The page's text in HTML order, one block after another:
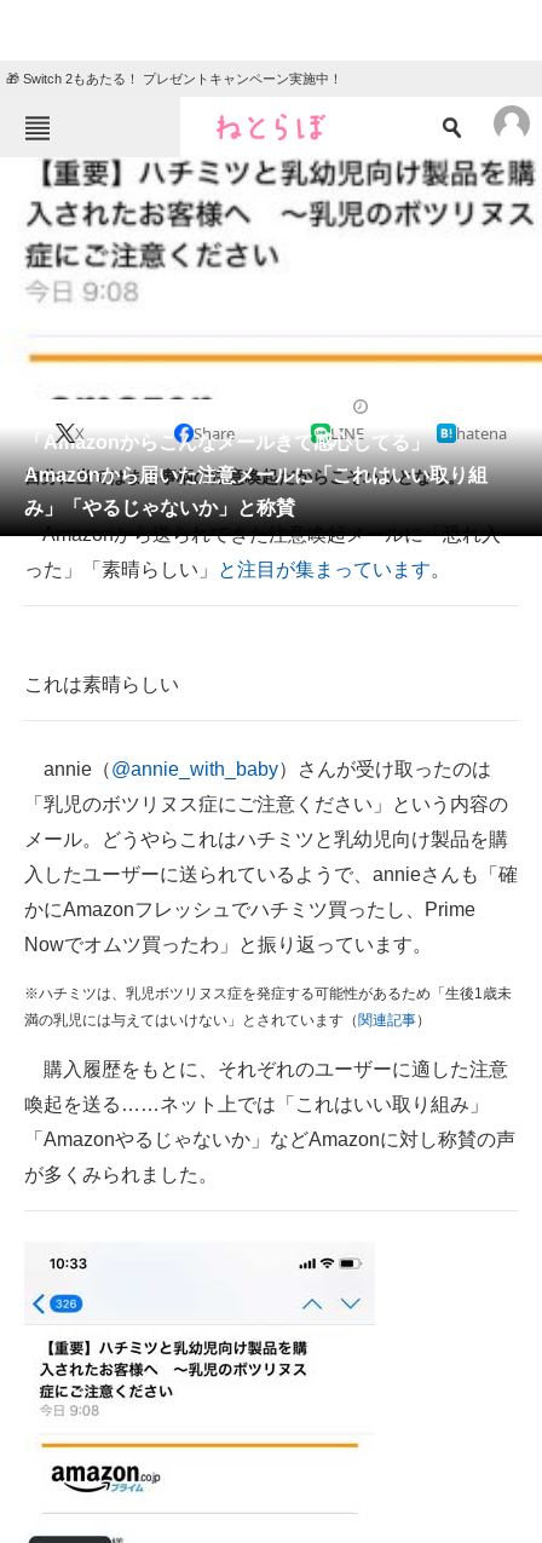
🎁 Switch 2もあたる！ プレゼントキャンペーン実施中！
ねとらぼメニュー
TOP ニュース
エンタメ
グルメ
会員記事
メディア
注目記事を集めた総合ページ
進化するPCとデバイスの未来
ビジネスと働き方のヒント
AI活用のいまが分かる
企業ITのトレンドを詳説
経営リーダーのコミュニティ
マーケ×ITの今がよく分かる
ITエンジニア向け専門サイト
企業向けIT製品の総合サイト
IT製品の技術・比較・事例
モノづくり技術者専門サイト
エレクトロニクス専門サイト
電子設計の基本と応用
建設×テクノロジーの最前線
「Amazonからこんなメールきて感心してる」
Amazonから届いた注意メールに「これはいい取り組
み」「やるじゃないか」と称賛
X Share LINE hatena
自分に当てはまる事柄の注意喚起だからこそハッとなる。
Amazonから送られてきた注意喚起メールに「恐れ入
った」「素晴らしい」
と注目が集まっています。
これは素晴らしい
annie（@annie_with_baby）さんが受け取ったのは
「乳児のボツリヌス症にご注意ください」という内容の
メール。どうやらこれはハチミツと乳幼児向け製品を購
入したユーザーに送られているようで、annieさんも「確
かにAmazonフレッシュでハチミツ買ったし、Prime
Nowでオムツ買ったわ」と振り返っています。
※ハチミツは、乳児ボツリヌス症を発症する可能性があるため「生後1歳未
満の乳児には与えてはいけない」とされています（ 関連記事）
購入履歴をもとに、それぞれのユーザーに適した注意
喚起を送る……ネット上では「これはいい取り組み」
「Amazonやるじゃないか」などAmazonに対し称賛の声
が多くみられました。